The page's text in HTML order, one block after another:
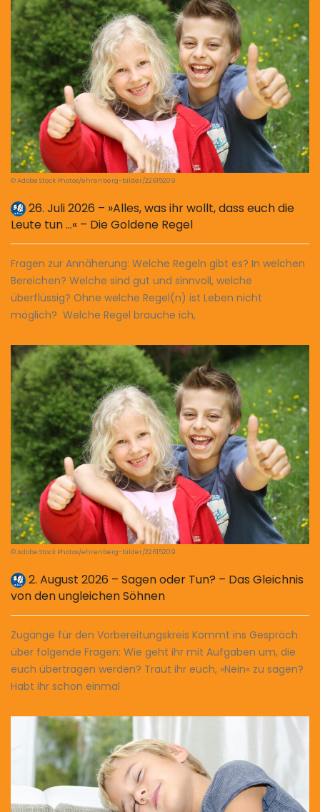
© Adobe Stock Photos/ehrenberg-bilder/22615209
26. Juli 2026 – »Alles, was ihr wollt, dass euch die
Leute tun …« – Die Goldene Regel
Fragen zur Annäherung: Welche Regeln gibt es? In welchen
Bereichen? Welche sind gut und sinnvoll, welche
überflüssig? Ohne welche Regel(n) ist Leben nicht
möglich? Welche Regel brauche ich,
© Adobe Stock Photos/ehrenberg-bilder/22615209
2. August 2026 – Sagen oder Tun? – Das Gleichnis
von den ungleichen Söhnen
Zugänge für den ­Vorbereitungskreis Kommt ins Gespräch
über folgende Fragen: Wie geht ihr mit Aufgaben um, die
euch übertragen werden? Traut ihr euch, »Nein« zu sagen?
Habt ihr schon einmal